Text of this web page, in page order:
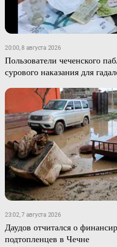
20:00, 8 августа 2026
Пользователи чеченского
сурового наказания для
23:02, 7 августа 2026
Даудов отчитался о
подтопленцев в Чечне